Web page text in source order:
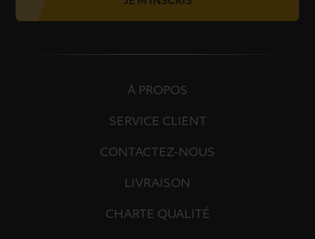
À PROPOS
SERVICE CLIENT
CONTACTEZ-NOUS
LIVRAISON
CHARTE QUALITÉ